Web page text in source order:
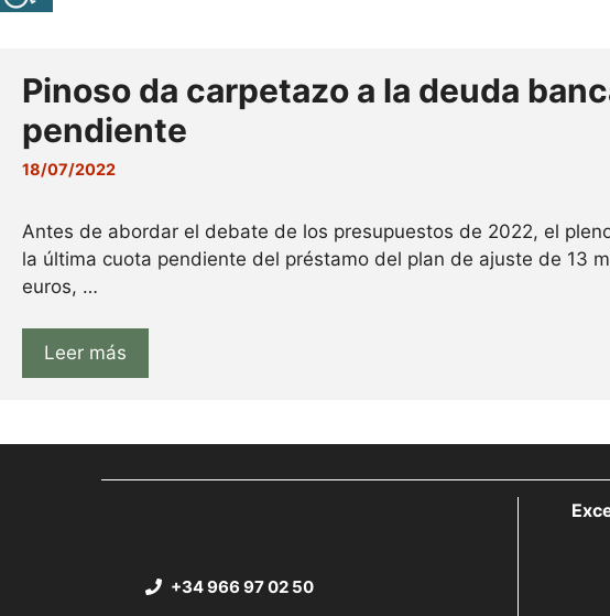
Pinoso da carpetazo a la deuda
pendiente
18/07/2022
Antes de abordar el debate de los presupuestos de 2022, el
la última cuota pendiente del préstamo del plan de ajuste de 13
euros, …
Leer más
+34 966 97 02 50